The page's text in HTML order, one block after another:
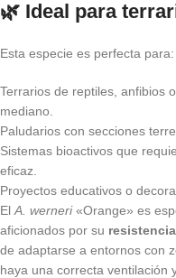
🌿 Ideal para
Esta especie es perfecta para:
Terrarios de reptiles, anfibios
mediano.
Paludarios con secciones
Sistemas bioactivos que
eficaz.
Proyectos educativos o
El A. werneri«Orange» es
aficionados por su resistencia
de adaptarse a entornos con
haya una correcta ventilación